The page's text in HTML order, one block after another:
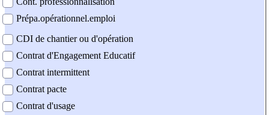
Prépa.opérationnel.emploi
CDI de chantier ou d'opération
Contrat d'Engagement Educatif
Contrat intermittent
Contrat pacte
Contrat d'usage